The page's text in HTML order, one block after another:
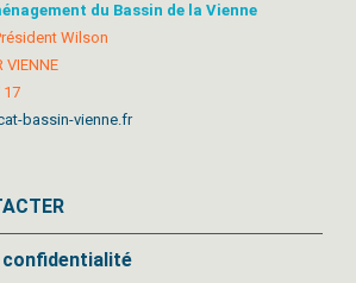
du Bassin de la Vienne
Wilson
VIENNE
17
bassin-vienne.fr
confidentialité